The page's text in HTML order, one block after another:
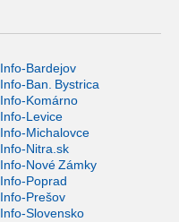
Info-Bardejov
Info-Ban. Bystrica
Info-Komárno
Info-Levice
Info-Michalovce
Info-Nitra.sk
Info-Nové Zámky
Info-Poprad
Info-Prešov
Info-Slovensko